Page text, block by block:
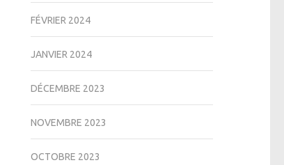
FÉVRIER 2024
JANVIER 2024
DÉCEMBRE 2023
NOVEMBRE 2023
OCTOBRE 2023